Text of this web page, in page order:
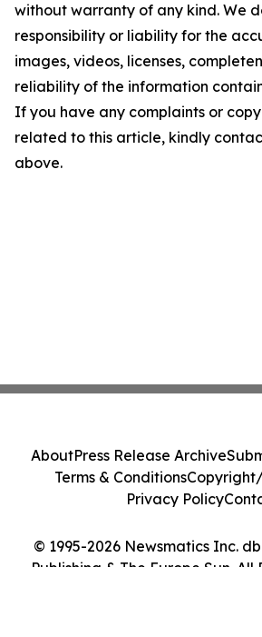
without warranty of any kind. We
responsibility or liability for the
images, videos, licenses,
reliability of the information
If you have any complaints or
related to this article, kindly
above.
© 1995-2026 Newsmatics Inc.
Publishing & The Europe Sun. All
AboutPress Release Archive
Terms & Conditions
Privacy Policy